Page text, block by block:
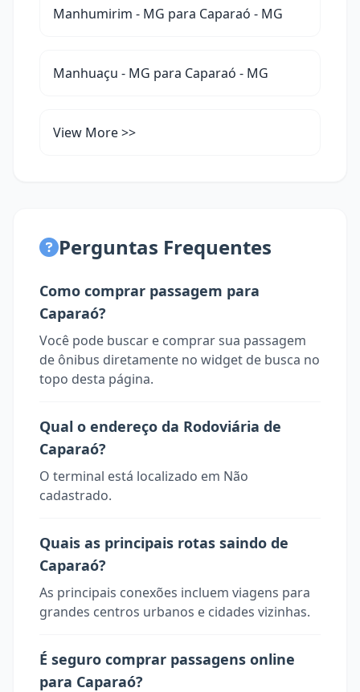
Manhumirim - MG para Caparaó - MG
Manhuaçu - MG para Caparaó - MG
View More >>
Perguntas Frequentes
Como comprar passagem para
Caparaó?
Você pode buscar e comprar sua passagem
de ônibus diretamente no widget de busca no
topo desta página.
Qual o endereço da Rodoviária de
Caparaó?
O terminal está localizado em Não
cadastrado.
Quais as principais rotas saindo de
Caparaó?
As principais conexões incluem viagens para
grandes centros urbanos e cidades vizinhas.
É seguro comprar passagens online
para Caparaó?